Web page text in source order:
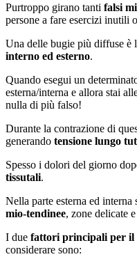
Purtroppo girano tanti falsi
persone a fare esercizi inutili
Una delle bugie più diffuse è
interno ed esterno.
Quando esegui un
esterna/interna e allora stai
nulla di più falso!
Durante la contrazione di
generando tensione lungo
Spesso i dolori del giorno
tissutali.
Nella parte esterna ed interna
mio-tendinee, zone delicate
I due fattori principali per il
considerare sono: